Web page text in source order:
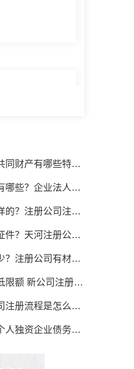
产有哪些特征？
表人登记管理规定是什么？
司注册资本最低多少？
公司注册流程是什么？
有材料都需要哪些？
金的要求的规定是怎样的？
程是怎么规定的？
公司登记注册的条件是什么？